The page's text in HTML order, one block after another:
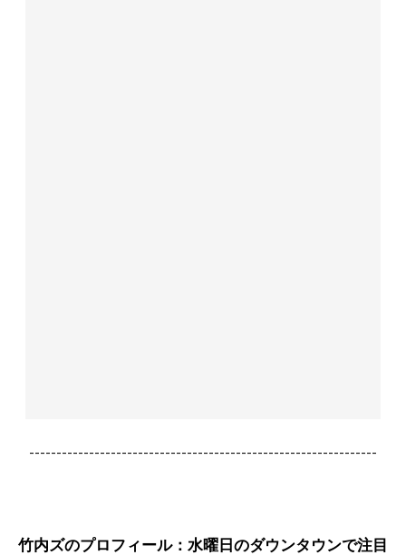
----------------------------------------------------------------
竹内ズのプロフィール：水曜日のダウンタウンで注目